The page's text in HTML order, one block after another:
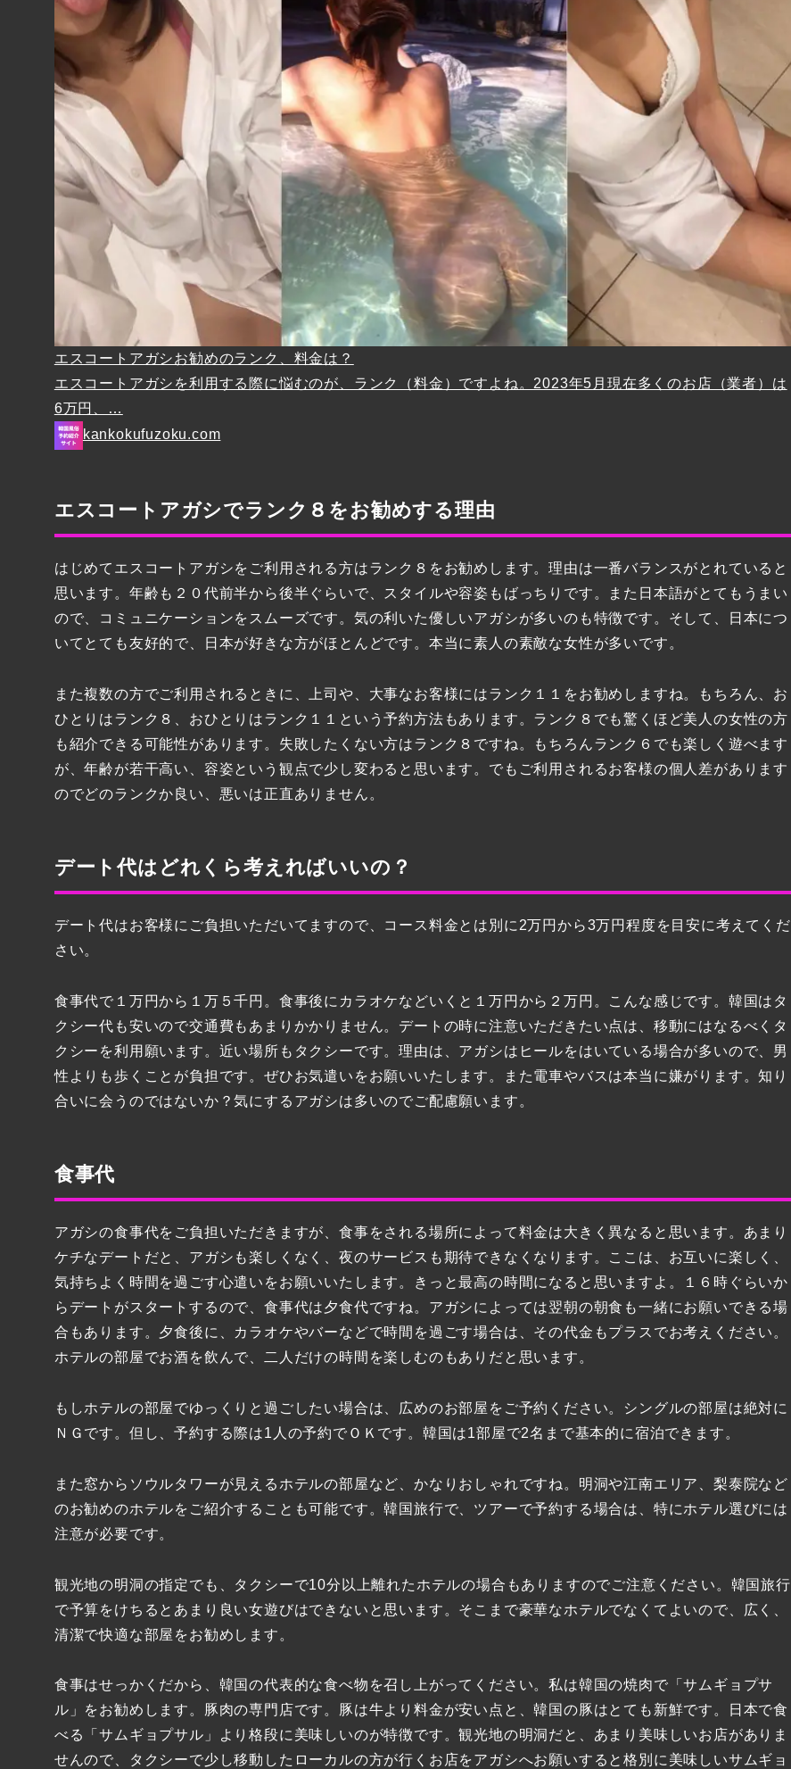
エスコートアガシお勧めのランク、料金は？
エスコートアガシを利用する際に悩むのが、ランク（料金）ですよね。2023年5月現在多くのお店（業者）は
6万円、…
kankokufuzoku.com
エスコートアガシでランク８をお勧めする理由
はじめてエスコートアガシをご利用される方はランク８をお勧めします。理由は一番バランスがとれていると
思います。年齢も２０代前半から後半ぐらいで、スタイルや容姿もばっちりです。また日本語がとてもうまい
ので、コミュニケーションをスムーズです。気の利いた優しいアガシが多いのも特徴です。そして、日本につ
いてとても友好的で、日本が好きな方がほとんどです。本当に素人の素敵な女性が多いです。
また複数の方でご利用されるときに、上司や、大事なお客様にはランク１１をお勧めしますね。もちろん、お
ひとりはランク８、おひとりはランク１１という予約方法もあります。ランク８でも驚くほど美人の女性の方
も紹介できる可能性があります。失敗したくない方はランク８ですね。もちろんランク６でも楽しく遊べます
が、年齢が若干高い、容姿という観点で少し変わると思います。でもご利用されるお客様の個人差があります
のでどのランクか良い、悪いは正直ありません。
デート代はどれくら考えればいいの？
デート代はお客様にご負担いただいてますので、コース料金とは別に2万円から3万円程度を目安に考えてくだ
さい。
食事代で１万円から１万５千円。食事後にカラオケなどいくと１万円から２万円。こんな感じです。韓国はタ
クシー代も安いので交通費もあまりかかりません。デートの時に注意いただきたい点は、移動にはなるべくタ
クシーを利用願います。近い場所もタクシーです。理由は、アガシはヒールをはいている場合が多いので、男
性よりも歩くことが負担です。ぜひお気遣いをお願いいたします。また電車やバスは本当に嫌がります。知り
合いに会うのではないか？気にするアガシは多いのでご配慮願います。
食事代
アガシの食事代をご負担いただきますが、食事をされる場所によって料金は大きく異なると思います。あまり
ケチなデートだと、アガシも楽しくなく、夜のサービスも期待できなくなります。ここは、お互いに楽しく、
気持ちよく時間を過ごす心遣いをお願いいたします。きっと最高の時間になると思いますよ。１６時ぐらいか
らデートがスタートするので、食事代は夕食代ですね。アガシによっては翌朝の朝食も一緒にお願いできる場
合もあります。夕食後に、カラオケやバーなどで時間を過ごす場合は、その代金もプラスでお考えください。
ホテルの部屋でお酒を飲んで、二人だけの時間を楽しむのもありだと思います。
もしホテルの部屋でゆっくりと過ごしたい場合は、広めのお部屋をご予約ください。シングルの部屋は絶対に
ＮＧです。但し、予約する際は1人の予約でＯＫです。韓国は1部屋で2名まで基本的に宿泊できます。
また窓からソウルタワーが見えるホテルの部屋など、かなりおしゃれですね。明洞や江南エリア、梨泰院など
のお勧めのホテルをご紹介することも可能です。韓国旅行で、ツアーで予約する場合は、特にホテル選びには
注意が必要です。
観光地の明洞の指定でも、タクシーで10分以上離れたホテルの場合もありますのでご注意ください。韓国旅行
で予算をけちるとあまり良い女遊びはできないと思います。そこまで豪華なホテルでなくてよいので、広く、
清潔で快適な部屋をお勧めします。
食事はせっかくだから、韓国の代表的な食べ物を召し上がってください。私は韓国の焼肉で「サムギョプサ
ル」をお勧めします。豚肉の専門店です。豚は牛より料金が安い点と、韓国の豚はとても新鮮です。日本で食
べる「サムギョプサル」より格段に美味しいのが特徴です。観光地の明洞だと、あまり美味しいお店がありま
せんので、タクシーで少し移動したローカルの方が行くお店をアガシへお願いすると格別に美味しいサムギョ